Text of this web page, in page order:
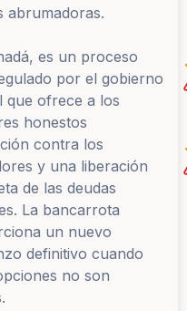
abrumadoras.
es un proceso
por el gobierno
que ofrece a los
honestos
contra los
y una liberación
de las deudas
La bancarrota
un nuevo
definitivo cuando
no son